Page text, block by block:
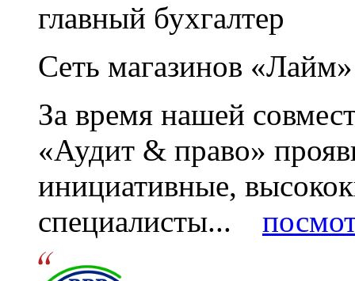
главный бухгалтер
Сеть магазинов «Лайм»
За время нашей
«Аудит & право»
инициативные,
специалисты...